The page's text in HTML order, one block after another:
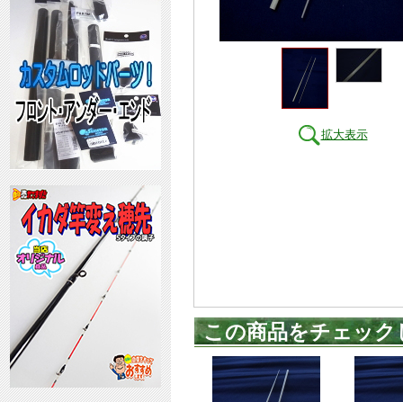
拡大表示
この商品をチェッ